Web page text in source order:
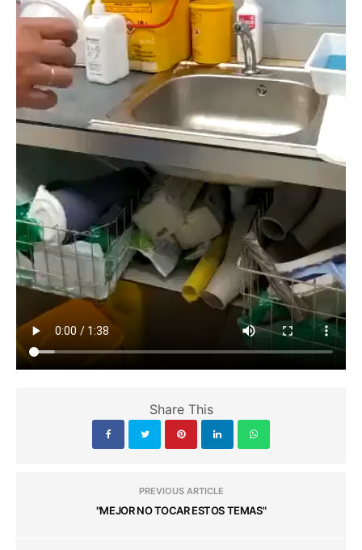
Share This
PREVIOUS ARTICLE
"MEJOR NO TOCAR ESTOS TEMAS"